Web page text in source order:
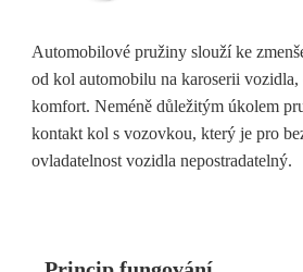
Automobilové pružiny slouží ke
od kol automobilu na karoserii
komfort. Neméně důležitým úkolem
kontakt kol s vozovkou, který je pro
ovladatelnost vozidla nepostradatelný.